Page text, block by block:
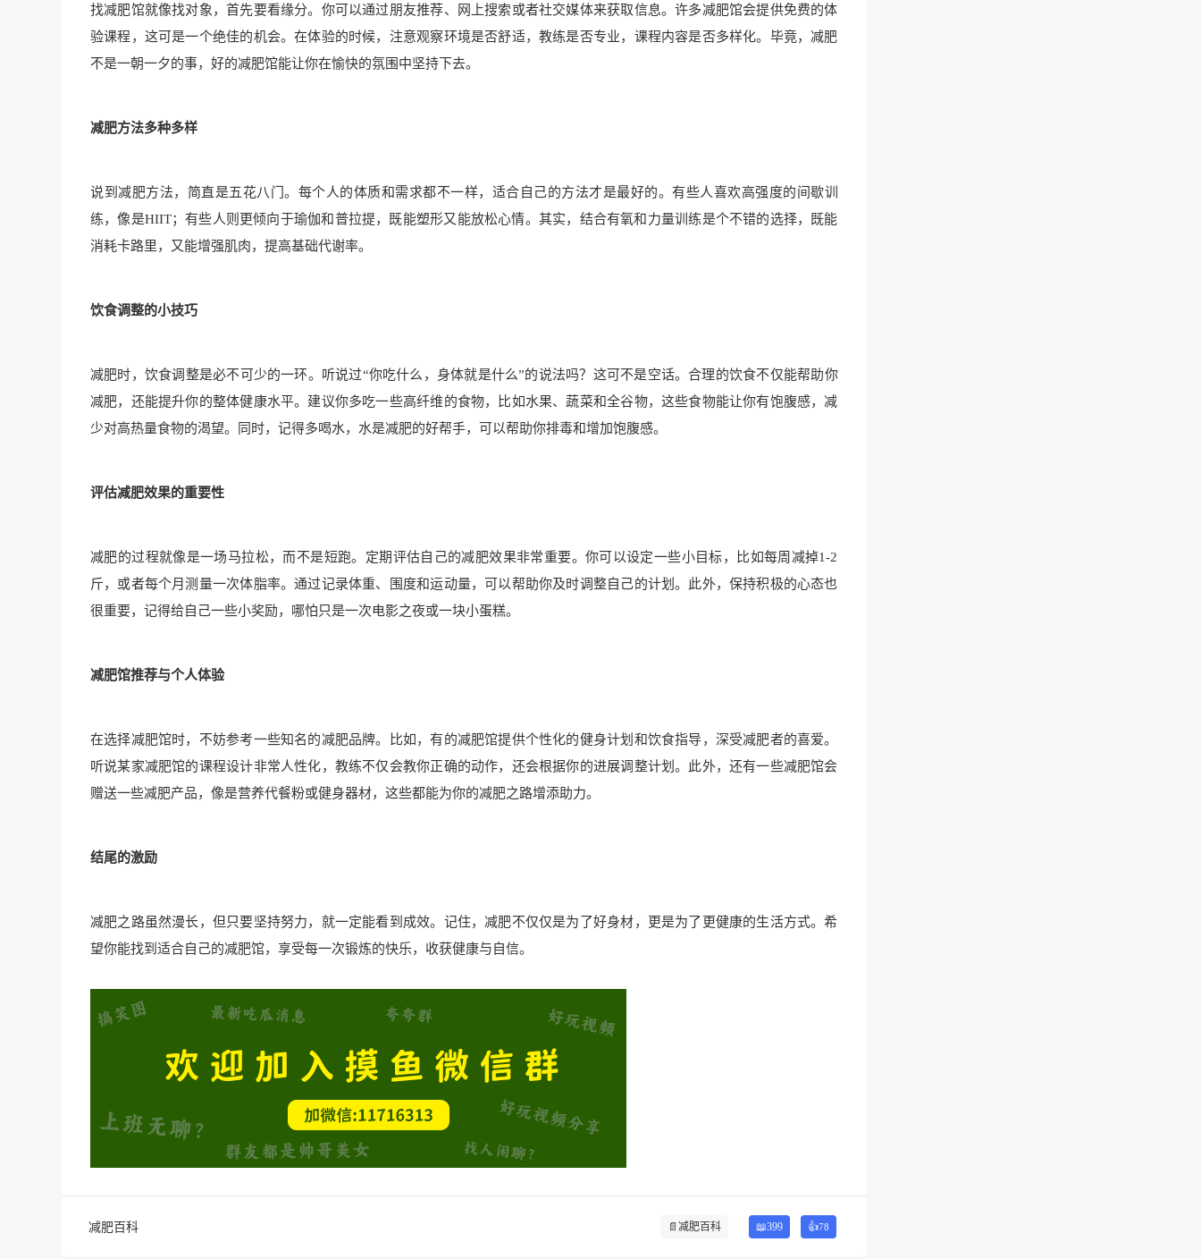
找减肥馆就像找对象，首先要看缘分。你可以通过朋友推荐、网上搜索或者社交媒体来获取信息。许多减肥馆会提供免费的体
验课程，这可是一个绝佳的机会。在体验的时候，注意观察环境是否舒适，教练是否专业，课程内容是否多样化。毕竟，减肥
不是一朝一夕的事，好的减肥馆能让你在愉快的氛围中坚持下去。
减肥方法多种多样
说到减肥方法，简直是五花八门。每个人的体质和需求都不一样，适合自己的方法才是最好的。有些人喜欢高强度的间歇训
练，像是HIIT；有些人则更倾向于瑜伽和普拉提，既能塑形又能放松心情。其实，结合有氧和力量训练是个不错的选择，既能
消耗卡路里，又能增强肌肉，提高基础代谢率。
饮食调整的小技巧
减肥时，饮食调整是必不可少的一环。听说过“你吃什么，身体就是什么”的说法吗？这可不是空话。合理的饮食不仅能帮助你
减肥，还能提升你的整体健康水平。建议你多吃一些高纤维的食物，比如水果、蔬菜和全谷物，这些食物能让你有饱腹感，减
少对高热量食物的渴望。同时，记得多喝水，水是减肥的好帮手，可以帮助你排毒和增加饱腹感。
评估减肥效果的重要性
减肥的过程就像是一场马拉松，而不是短跑。定期评估自己的减肥效果非常重要。你可以设定一些小目标，比如每周减掉1-2
斤，或者每个月测量一次体脂率。通过记录体重、围度和运动量，可以帮助你及时调整自己的计划。此外，保持积极的心态也
很重要，记得给自己一些小奖励，哪怕只是一次电影之夜或一块小蛋糕。
减肥馆推荐与个人体验
在选择减肥馆时，不妨参考一些知名的减肥品牌。比如，有的减肥馆提供个性化的健身计划和饮食指导，深受减肥者的喜爱。
听说某家减肥馆的课程设计非常人性化，教练不仅会教你正确的动作，还会根据你的进展调整计划。此外，还有一些减肥馆会
赠送一些减肥产品，像是营养代餐粉或健身器材，这些都能为你的减肥之路增添助力。
结尾的激励
减肥之路虽然漫长，但只要坚持努力，就一定能看到成效。记住，减肥不仅仅是为了好身材，更是为了更健康的生活方式。希
望你能找到适合自己的减肥馆，享受每一次锻炼的快乐，收获健康与自信。
减肥百科 📄 减肥百科 📖399 👍78